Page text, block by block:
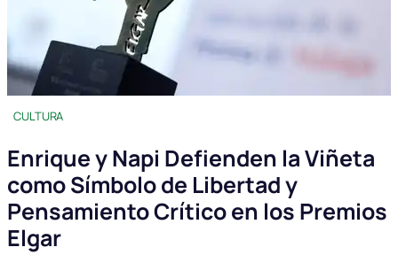
CULTURA
Enrique y Napi Defienden la Viñeta
como Símbolo de Libertad y
Pensamiento Crítico en los Premios
Elgar